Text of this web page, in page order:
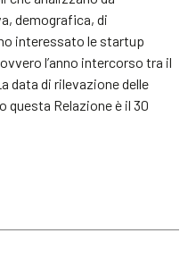
demografica, di
interessato le startup
l’anno intercorso tra il
data di rilevazione delle
questa Relazione è il 30